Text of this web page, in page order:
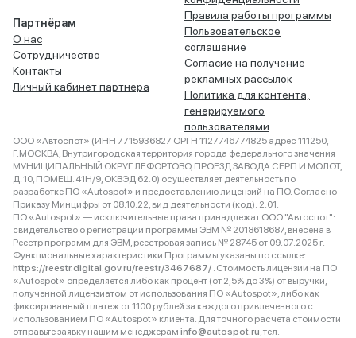
Партнёрам
О нас
Сотрудничество
Контакты
Личный кабинет партнера
Правила работы программы
Пользовательское
соглашение
Согласие на получение
рекламных рассылок
Политика для контента,
генерируемого
пользователями
ООО «Автоспот» (ИНН 7715936827 ОРГН 1127746774825 адрес 111250,
Г.МОСКВА, Внутригородская территория города федерального значения
МУНИЦИПАЛЬНЫЙ ОКРУГ ЛЕФОРТОВО, ПРОЕЗД ЗАВОДА СЕРП И МОЛОТ,
Д. 10, ПОМЕЩ. 41Н/9, ОКВЭД 62.0) осуществляет деятельность по
разработке ПО «Autospot» и предоставлению лицензий на ПО. Согласно
Приказу Минцифры от 08.10.22, вид деятельности (код): 2.01.
ПО «Autospot» — исключительные права принадлежат ООО "Автоспот":
свидетельство о регистрации программы ЭВМ № 2018618687, внесена в
Реестр программ для ЭВМ, реестровая запись № 28745 от 09.07.2025 г.
Функциональные характеристики Программы указаны по ссылке:
https://reestr.digital.gov.ru/reestr/3467687/ . Стоимость лицензии на ПО
«Autospot» определяется либо как процент (от 2,5% до 3%) от выручки,
полученной лицензиатом от использования ПО «Autospot», либо как
фиксированный платеж от 1100 рублей за каждого привлеченного с
использованием ПО «Autospot» клиента. Для точного расчета стоимости
отправьте заявку нашим менеджерам info@autospot.ru, тел.